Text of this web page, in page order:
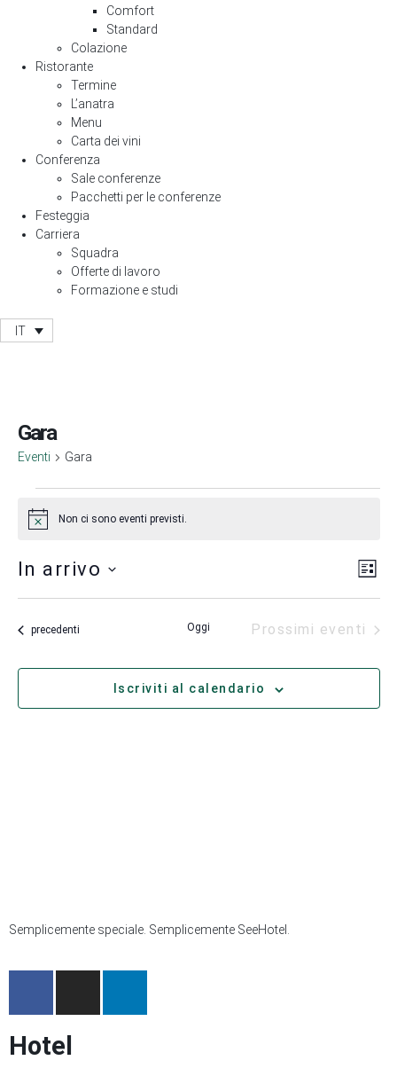
Comfort
Standard
Colazione
Ristorante
Termine
L’anatra
Menu
Carta dei vini
Conferenza
Sale conferenze
Pacchetti per le conferenze
Festeggia
Carriera
Squadra
Offerte di lavoro
Formazione e studi
IT
Gara
Eventi Gara
Notice Non ci sono eventi previsti.
Lista
In arrivo
data.
Eventi
precedenti Oggi Prossimi eventi
Iscriviti al calendario
Semplicemente speciale. Semplicemente SeeHotel.
Hotel